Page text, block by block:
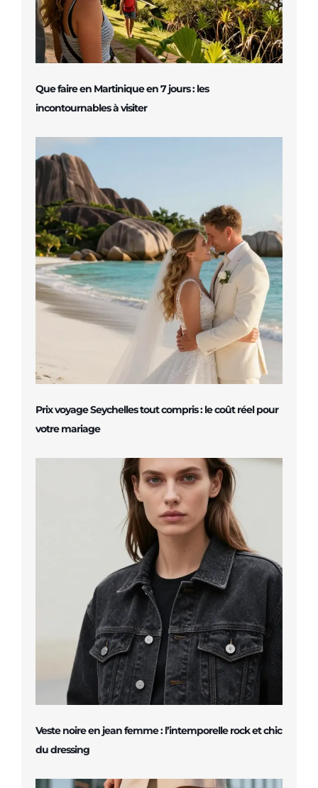
Que faire en Martinique en 7 jours : les
incontournables à visiter
Prix voyage Seychelles tout compris : le coût réel pour
votre mariage
Veste noire en jean femme : l’intemporelle rock et chic
du dressing